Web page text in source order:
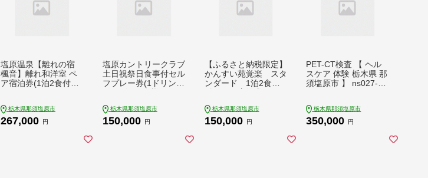
塩原温泉【離れの宿
楓音】離れ和洋室 ペ
ア宿泊券(1泊2食付
栃木県那須塩原市
267,000 円
塩原カントリークラブ
土日祝祭日食事付セル
フプレー券(1ドリンク
栃木県那須塩原市
150,000 円
【ふるさと納税限定】
かんすい苑覚楽 スタ
ンダード 1泊2食
栃木県那須塩原市
150,000 円
PET-CT検査 【 ヘル
スケア 体験 栃木県 那
須塩原市 】 ns027-00
栃木県那須塩原市
350,000 円